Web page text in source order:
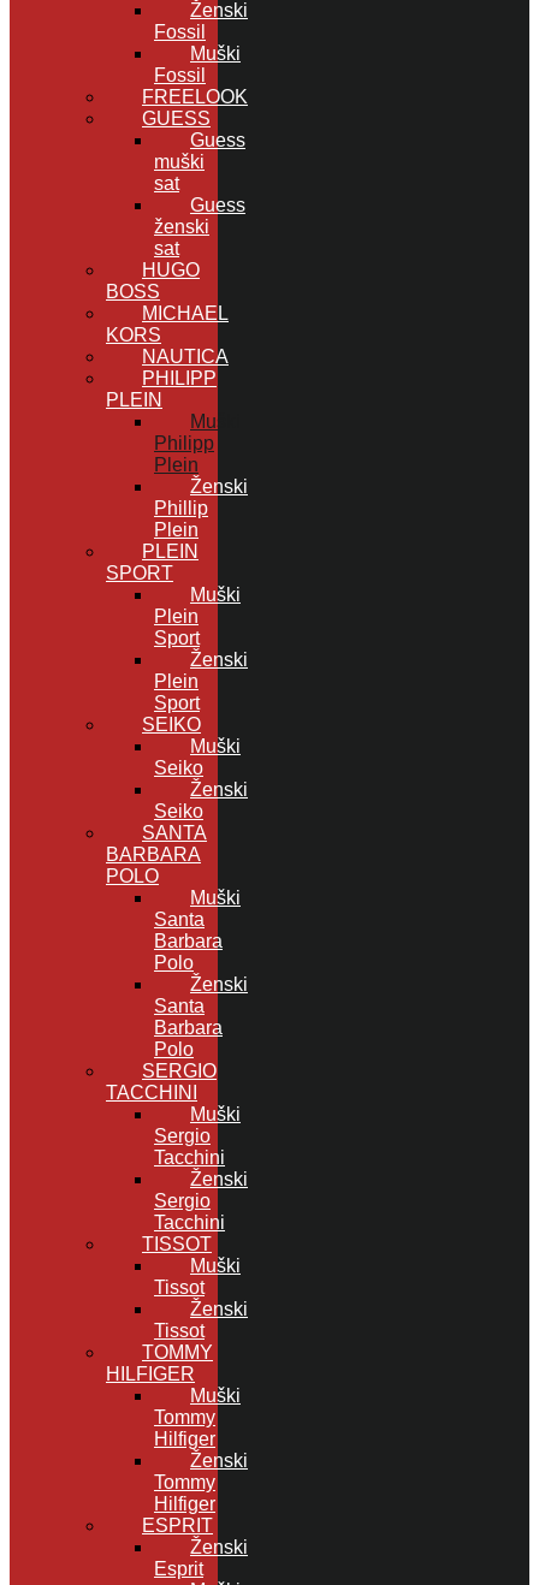
Ženski
Fossil
Muški
Fossil
FREELOOK
GUESS
Guess
muški
sat
Guess
ženski
sat
HUGO
BOSS
MICHAEL
KORS
NAUTICA
PHILIPP
PLEIN
Muški
Philipp
Plein
Ženski
Phillip
Plein
PLEIN
SPORT
Muški
Plein
Sport
Ženski
Plein
Sport
SEIKO
Muški
Seiko
Ženski
Seiko
SANTA
BARBARA
POLO
Muški
Santa
Barbara
Polo
Ženski
Santa
Barbara
Polo
SERGIO
TACCHINI
Muški
Sergio
Tacchini
Ženski
Sergio
Tacchini
TISSOT
Muški
Tissot
Ženski
Tissot
TOMMY
HILFIGER
Muški
Tommy
Hilfiger
Ženski
Tommy
Hilfiger
ESPRIT
Ženski
Esprit